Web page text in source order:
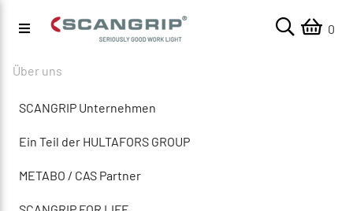
0
Über uns
SCANGRIP Unternehmen
Ein Teil der HULTAFORS GROUP
METABO / CAS Partner